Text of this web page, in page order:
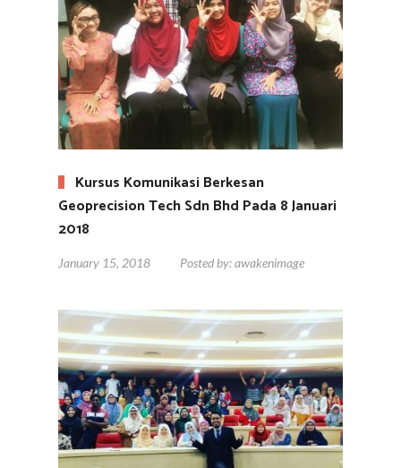
Kursus Komunikasi Berkesan
Geoprecision Tech Sdn Bhd Pada 8 Januari
2018
January 15, 2018 Posted by:awakenimage